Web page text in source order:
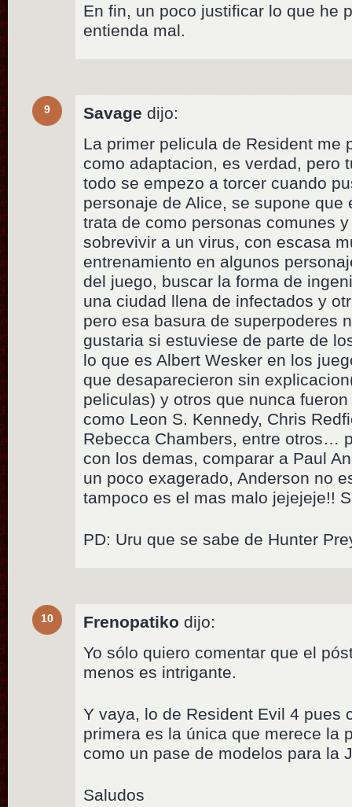
En fin, un poco justificar lo que he
entienda mal.
9 Savage dijo:
La primer pelicula de Resident me
como adaptacion, es verdad, pero
todo se empezo a torcer cuando
personaje de Alice, se supone
trata de como personas comunes
sobrevivir a un virus, con escasa
entrenamiento en algunos
del juego, buscar la forma de
una ciudad llena de infectados y
pero esa basura de superpoderes
gustaria si estuviese de parte de
lo que es Albert Wesker en los
que desaparecieron sin
peliculas) y otros que nunca
como Leon S. Kennedy, Chris
Rebecca Chambers, entre otros…
con los demas, comparar a Paul
un poco exagerado, Anderson no
tampoco es el mas malo jejejeje!!
PD: Uru que se sabe de Hunter
10 Frenopatiko dijo:
Yo sólo quiero comentar que el
menos es intrigante.
Y vaya, lo de Resident Evil 4 pues
primera es la única que merece la
como un pase de modelos para la
Saludos